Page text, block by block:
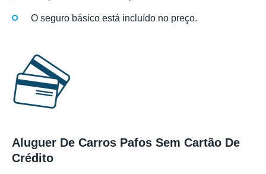
O seguro básico está incluído no preço.
Aluguer De Carros Pafos Sem Cartão De
Crédito